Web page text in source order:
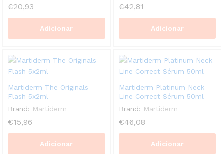
€20,93
Adicionar
€42,81
Adicionar
Martiderm The Originals
Flash 5x2ml
Brand: Martiderm
€15,96
Adicionar
Martiderm Platinum Neck
Line Correct Sérum 50ml
Brand: Martiderm
€46,08
Adicionar